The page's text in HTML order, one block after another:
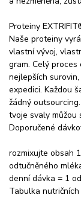
Proteiny
Naše proteiny
vlastní vývoj,
gram. Celý proces
nejlepších
expedici. Každou
žádný
tvoje svaly můžou
Doporučené
rozmixujte obsah
odtučněného
denní dávka = 1
Tabulka